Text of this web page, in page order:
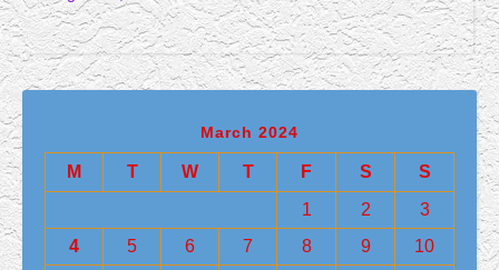
March 2024
M T W T F S
S
1
2
3
4
5 6 7 8 9
10